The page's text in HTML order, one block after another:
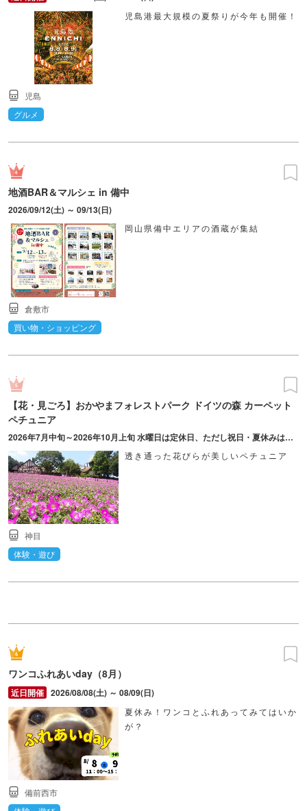
児島港最大規模の夏祭りが今年も開催！
児島
グルメ
地酒BAR＆マルシェ in 備中
2026/09/12(土) ～ 09/13(日)
岡山県備中エリアの酒蔵が集結
倉敷市
買い物・ショッピング
【花・見ごろ】おかやまフォレストパーク ドイツの森 カーペット
ペチュニア
2026年7月中旬～2026年10月上旬 水曜日は定休日、ただし祝日・夏休みは営業。土日祝の営業時間は9:30～17:00。開催日は見ごろ時期の目安、見ごろ時期は気候等により前後する場合あり。詳しくはHP参照。
透き通った花びらが美しいペチュニア
神目
体験・遊び
ワンコふれあいday（8月）
2026/08/08(土) ～ 08/09(日)
夏休み！ワンコとふれあってみてはいか
が？
備前西市